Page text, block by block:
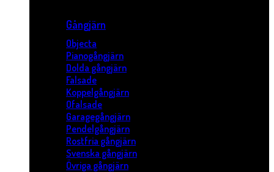
Gångjärn
Objecta
Pianogångjärn
Dolda gångjärn
Falsade
Koppelgångjärn
Ofalsade
Garagegångjärn
Pendelgångjärn
Rostfria gångjärn
Svenska gångjärn
Övriga gångjärn